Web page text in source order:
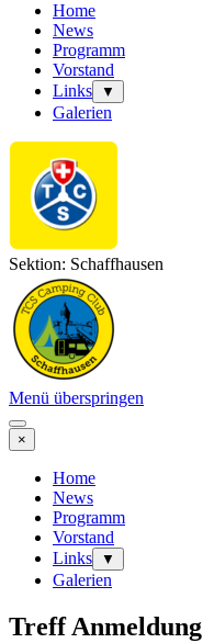
Home
News
Programm
Vorstand
Links
▼
Galerien
Sektion: Schaffhausen
Menü überspringen
×
Home
News
Programm
Vorstand
Links
▼
Galerien
Treff Anmeldung